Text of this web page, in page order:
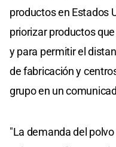
productos en Estados
priorizar productos
y para permitir el
de fabricación y
grupo en un
"La demanda del